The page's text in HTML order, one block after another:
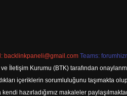
backlinkpaneli@gmail.com Teams:
İletişim Kurumu (BTK) tarafından
içeriklerin sorumluluğunu taşımakta
hazırladığımız makaleler